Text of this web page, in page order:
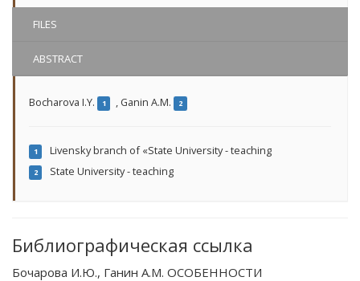
FILES
ABSTRACT
Bocharova I.Y. 1 , Ganin A.M. 2
1 Livensky branch of «State University - teaching
2 State University - teaching
Библиографическая ссылка
Бочарова И.Ю., Ганин А.М. ОСОБЕННОСТИ